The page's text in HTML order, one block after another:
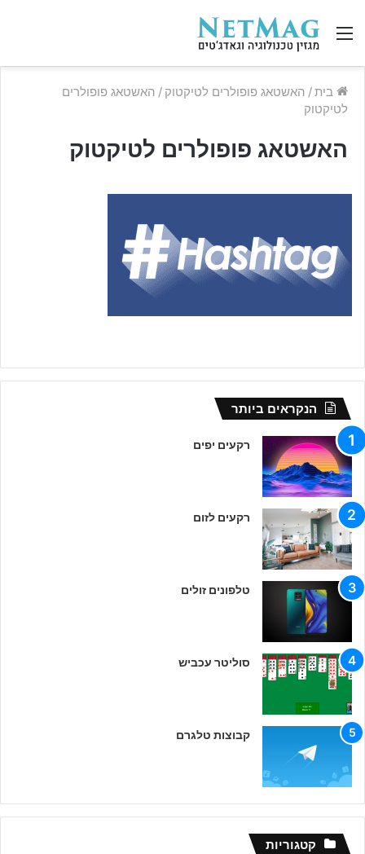
תפריט
בית/ האשטאג פופולרים לטיקטוק / האשטאג פופולרים
לטיקטוק
האשטאג פופולרים לטיקטוק
הנקראים ביותר
רקעים יפים
רקעים לזום
טלפונים זולים
סוליטר עכביש
קבוצות טלגרם
קטגוריות